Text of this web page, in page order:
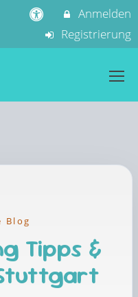
Anmelden
Registrierung
Blog
Tipps &